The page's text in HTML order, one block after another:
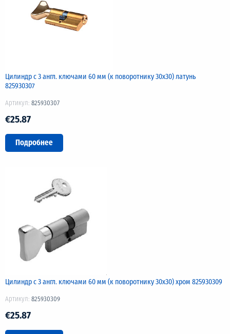
Цилиндр с 3 англ. ключами 60 мм (к поворотнику 30х30) латунь
825930307
Артикул: 825930307
€25.87
Подробнее
Цилиндр с 3 англ. ключами 60 мм (к поворотнику 30х30) хром 825930309
Артикул: 825930309
€25.87